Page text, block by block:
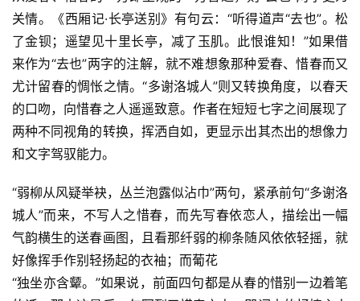
关情。《西厢记·长亭送别》有句云：“听得道声“去也”。松
了金钡；遥望见十里长亭，减了玉肌。此恨谁知！”如果借
来作为“去也”两字的注解，就不难想象那种爱春、惜春而又
尤计留春的惆怅之情。“多谢洛城人”则又转换角度，以春天
的口吻，向惜春之人遥遥致意。作者在短短七字之间展现了
两种不同视角的转换，挥洒自如，更显示出其杰出的想像力
和文字驾驭能力。
“弱柳从风疑举袂，丛兰泡露似沾巾”两句，紧承前句“多谢洛
城人”而来，不写人之惜春，而先写春依恋人，描绘出一幅
气韵横生的送春画图，且看那纤弱的柳条随风依依轻摇，就
好像挥手作别轻扬起的衣袖；而葡花
“独坐亦含颦。”如果说，前面四句都是从春的惜别一边着笔